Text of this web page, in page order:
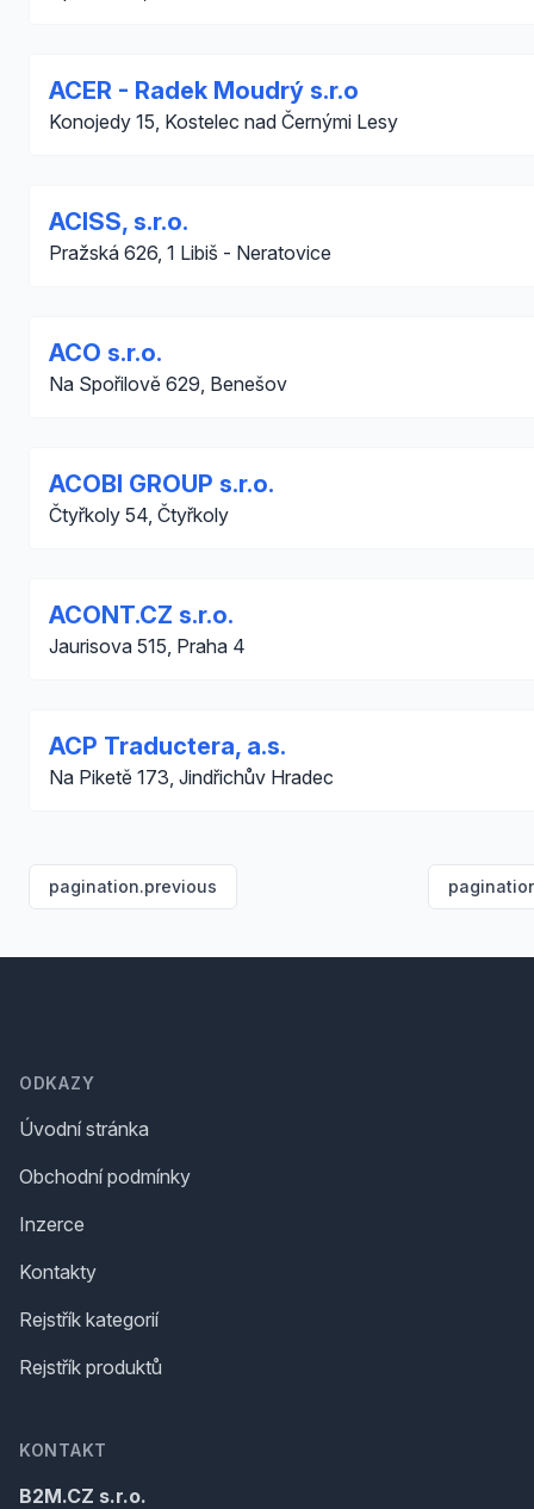
ACER - Radek Moudrý s.r.o
Konojedy 15, Kostelec nad Černými Lesy
ACISS, s.r.o.
Pražská 626, 1 Libiš - Neratovice
ACO s.r.o.
Na Spořilově 629, Benešov
ACOBI GROUP s.r.o.
Čtyřkoly 54, Čtyřkoly
ACONT.CZ s.r.o.
Jaurisova 515, Praha 4
ACP Traductera, a.s.
Na Piketě 173, Jindřichův Hradec
pagination.previous
ODKAZY
Úvodní stránka
Obchodní podmínky
Inzerce
Kontakty
Rejstřík kategorií
Rejstřík produktů
KONTAKT
B2M.CZ s.r.o.